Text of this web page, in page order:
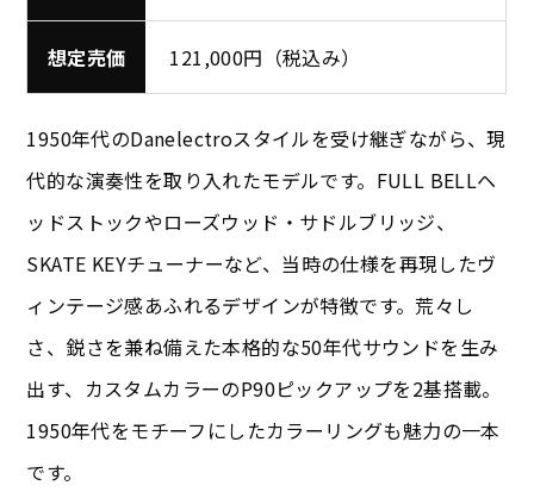
想定売価 121,000円（税込み）
1950年代のDanelectroスタイルを受け継ぎながら、現
代的な演奏性を取り入れたモデルです。FULL BELLヘ
ッドストックやローズウッド・サドルブリッジ、
SKATE KEYチューナーなど、当時の仕様を再現したヴ
ィンテージ感あふれるデザインが特徴です。荒々し
さ、鋭さを兼ね備えた本格的な50年代サウンドを生み
出す、カスタムカラーのP90ピックアップを2基搭載。
1950年代をモチーフにしたカラーリングも魅力の一本
です。